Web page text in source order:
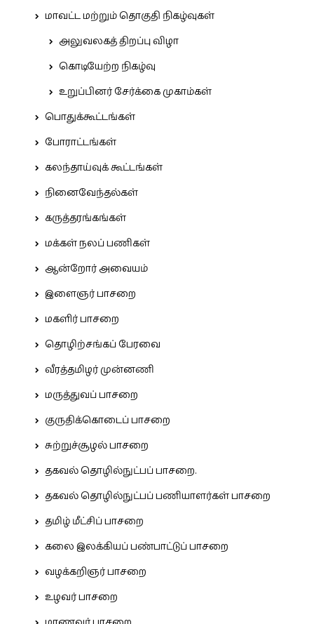
மாவட்ட மற்றும் தொகுதி நிகழ்வுகள்
அலுவலகத் திறப்பு விழா
கொடியேற்ற நிகழ்வு
உறுப்பினர் சேர்க்கை முகாம்கள்
பொதுக்கூட்டங்கள்
போராட்டங்கள்
கலந்தாய்வுக் கூட்டங்கள்
நினைவேந்தல்கள்
கருத்தரங்கங்கள்
மக்கள் நலப் பணிகள்
ஆன்றோர் அவையம்
இளைஞர் பாசறை
மகளிர் பாசறை
தொழிற்சங்கப் பேரவை
வீரத்தமிழர் முன்னணி
மருத்துவப் பாசறை
குருதிக்கொடைப் பாசறை
சுற்றுச்சூழல் பாசறை
தகவல் தொழில்நுட்பப் பாசறை.
தகவல் தொழில்நுட்பப் பணியாளர்கள் பாசறை
தமிழ் மீட்சிப் பாசறை
கலை இலக்கியப் பண்பாட்டுப் பாசறை
வழக்கறிஞர் பாசறை
உழவர் பாசறை